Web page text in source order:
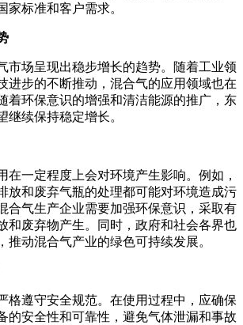
家标准和客户需求。
市场呈现出稳步增长的趋势。随着工业领
进步的不断推动，混合气的应用领域也在
着环保意识的增强和清洁能源的推广，东
继续保持稳定增长。
在一定程度上会对环境产生影响。例如，
放和废弃气瓶的处理都可能对环境造成污
合气生产企业需要加强环保意识，采取有
和废弃物产生。同时，政府和社会各界也
推动混合气产业的绿色可持续发展。
格遵守安全规范。在使用过程中，应确保
的安全性和可靠性，避免气体泄漏和事故